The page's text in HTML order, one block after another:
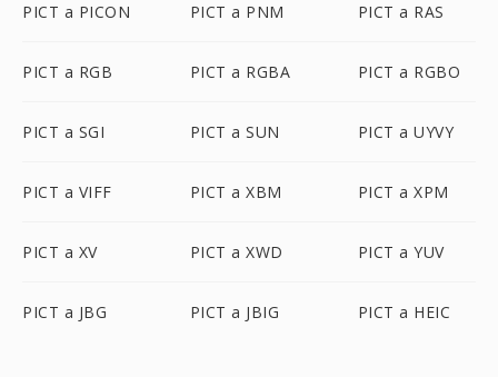
PICT a PICON PICT a PNM PICT a RAS
PICT a RGB PICT a RGBA PICT a RGBO
PICT a SGI PICT a SUN PICT a UYVY
PICT a VIFF PICT a XBM PICT a XPM
PICT a XV PICT a XWD PICT a YUV
PICT a JBG PICT a JBIG PICT a HEIC